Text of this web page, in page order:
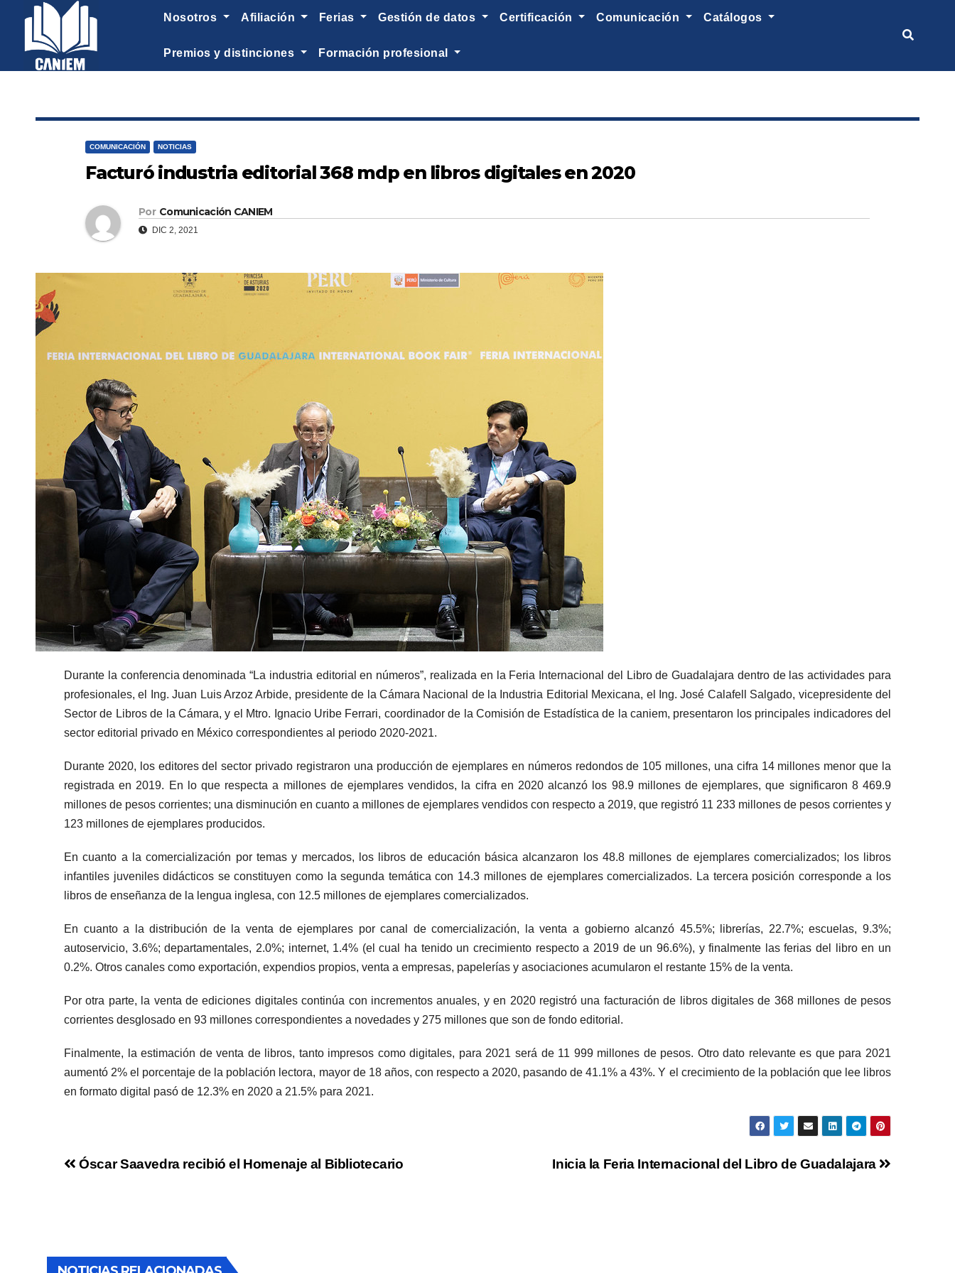
nosotros afiliación ferias gestión de datos certificación comunicación catálogos
premios y distinciones formación profesional
COMUNICACIÓN NOTICIAS
Facturó industria editorial 368 mdp en libros digitales en 2020
Por Comunicación CANIEM
DIC 2, 2021
Durante la conferencia denominada “La industria editorial en números”, realizada en la Feria Internacional del Libro de Guadalajara dentro de las actividades para
profesionales, el Ing. Juan Luis Arzoz Arbide, presidente de la Cámara Nacional de la Industria Editorial Mexicana, el Ing. José Calafell Salgado, vicepresidente del
Sector de Libros de la Cámara, y el Mtro. Ignacio Uribe Ferrari, coordinador de la Comisión de Estadística de la caniem, presentaron los principales indicadores del
sector editorial privado en México correspondientes al periodo 2020-2021.
Durante 2020, los editores del sector privado registraron una producción de ejemplares en números redondos de 105 millones, una cifra 14 millones menor que la
registrada en 2019. En lo que respecta a millones de ejemplares vendidos, la cifra en 2020 alcanzó los 98.9 millones de ejemplares, que significaron 8 469.9
millones de pesos corrientes; una disminución en cuanto a millones de ejemplares vendidos con respecto a 2019, que registró 11 233 millones de pesos corrientes y
123 millones de ejemplares producidos.
En cuanto a la comercialización por temas y mercados, los libros de educación básica alcanzaron los 48.8 millones de ejemplares comercializados; los libros
infantiles juveniles didácticos se constituyen como la segunda temática con 14.3 millones de ejemplares comercializados. La tercera posición corresponde a los
libros de enseñanza de la lengua inglesa, con 12.5 millones de ejemplares comercializados.
En cuanto a la distribución de la venta de ejemplares por canal de comercialización, la venta a gobierno alcanzó 45.5%; librerías, 22.7%; escuelas, 9.3%;
autoservicio, 3.6%; departamentales, 2.0%; internet, 1.4% (el cual ha tenido un crecimiento respecto a 2019 de un 96.6%), y finalmente las ferias del libro en un
0.2%. Otros canales como exportación, expendios propios, venta a empresas, papelerías y asociaciones acumularon el restante 15% de la venta.
Por otra parte, la venta de ediciones digitales continúa con incrementos anuales, y en 2020 registró una facturación de libros digitales de 368 millones de pesos
corrientes desglosado en 93 millones correspondientes a novedades y 275 millones que son de fondo editorial.
Finalmente, la estimación de venta de libros, tanto impresos como digitales, para 2021 será de 11 999 millones de pesos. Otro dato relevante es que para 2021
aumentó 2% el porcentaje de la población lectora, mayor de 18 años, con respecto a 2020, pasando de 41.1% a 43%. Y el crecimiento de la población que lee libros
en formato digital pasó de 12.3% en 2020 a 21.5% para 2021.
Inicia la Feria Internacional del Libro de Guadalajara
Óscar Saavedra recibió el Homenaje al Bibliotecario